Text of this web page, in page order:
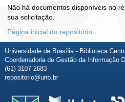
Não há documentos disponíveis no
sua solicitação.
Página inicial do repositório
Universidade de Brasília - Biblioteca
Coordenadoria de Gestão da Informação
(61) 3107-2683
repositorio@unb.br